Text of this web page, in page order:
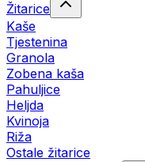
Žitarice
Kaše
Tjestenina
Granola
Zobena kaša
Pahuljice
Heljda
Kvinoja
Riža
Ostale žitarice